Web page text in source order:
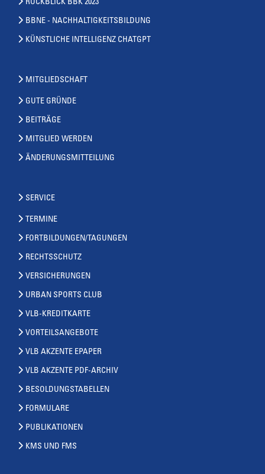
RÜCKBLICK BBK 2023
BBNE - NACHHALTIGKEITSBILDUNG
KÜNSTLICHE INTELLIGENZ CHATGPT
MITGLIEDSCHAFT
GUTE GRÜNDE
BEITRÄGE
MITGLIED WERDEN
ÄNDERUNGSMITTEILUNG
SERVICE
TERMINE
FORTBILDUNGEN/TAGUNGEN
RECHTSSCHUTZ
VERSICHERUNGEN
URBAN SPORTS CLUB
VLB-KREDITKARTE
VORTEILSANGEBOTE
VLB AKZENTE EPAPER
VLB AKZENTE PDF-ARCHIV
BESOLDUNGSTABELLEN
FORMULARE
PUBLIKATIONEN
KMS UND FMS